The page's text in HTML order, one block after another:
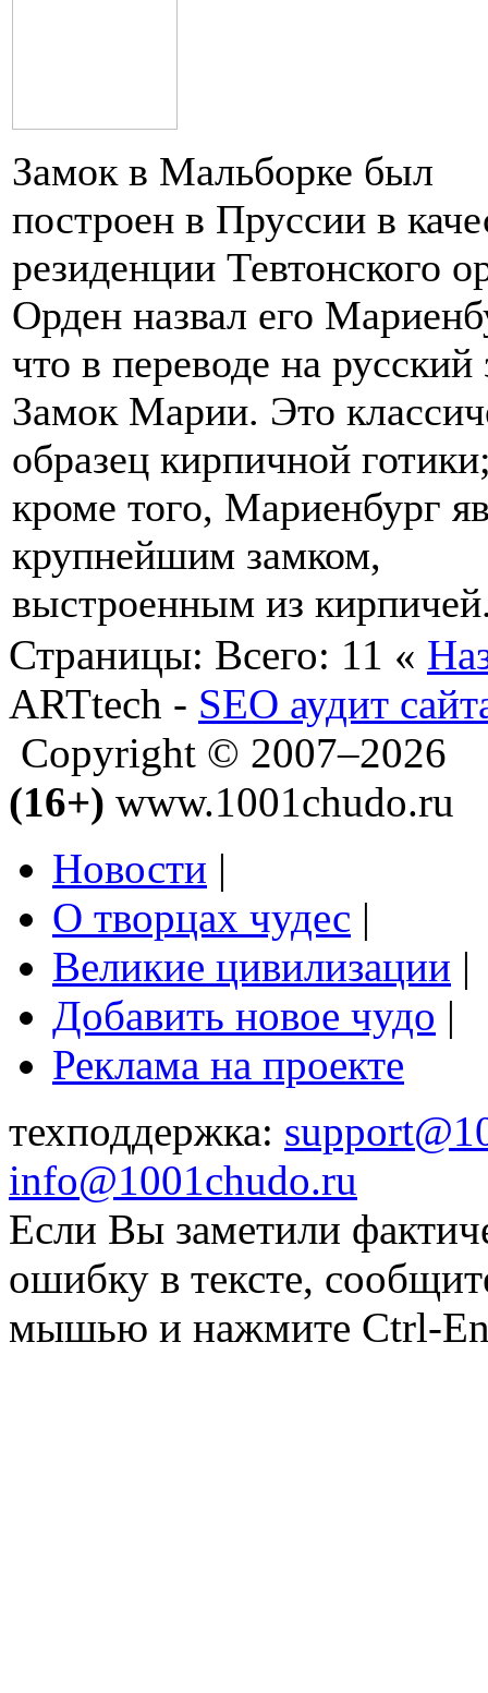
Замок в Мальборке был
построен в Пруссии в
резиденции Тевтонского
Орден назвал его
что в переводе на русский
Замок Марии. Это
образец кирпичной
кроме того, Мариенбург
крупнейшим замком,
выстроенным из
Страницы: Всего: 11 «
ARTtech - SEO аудит
Copyright © 2007–2026
(16+) www.1001chudo.ru
Новости |
О творцах чудес |
Великие цивилизации |
Добавить новое чудо |
Реклама на проекте
техподдержка:
info@1001chudo.ru
Если Вы заметили
ошибку в тексте,
мышью и нажмите Ctrl-